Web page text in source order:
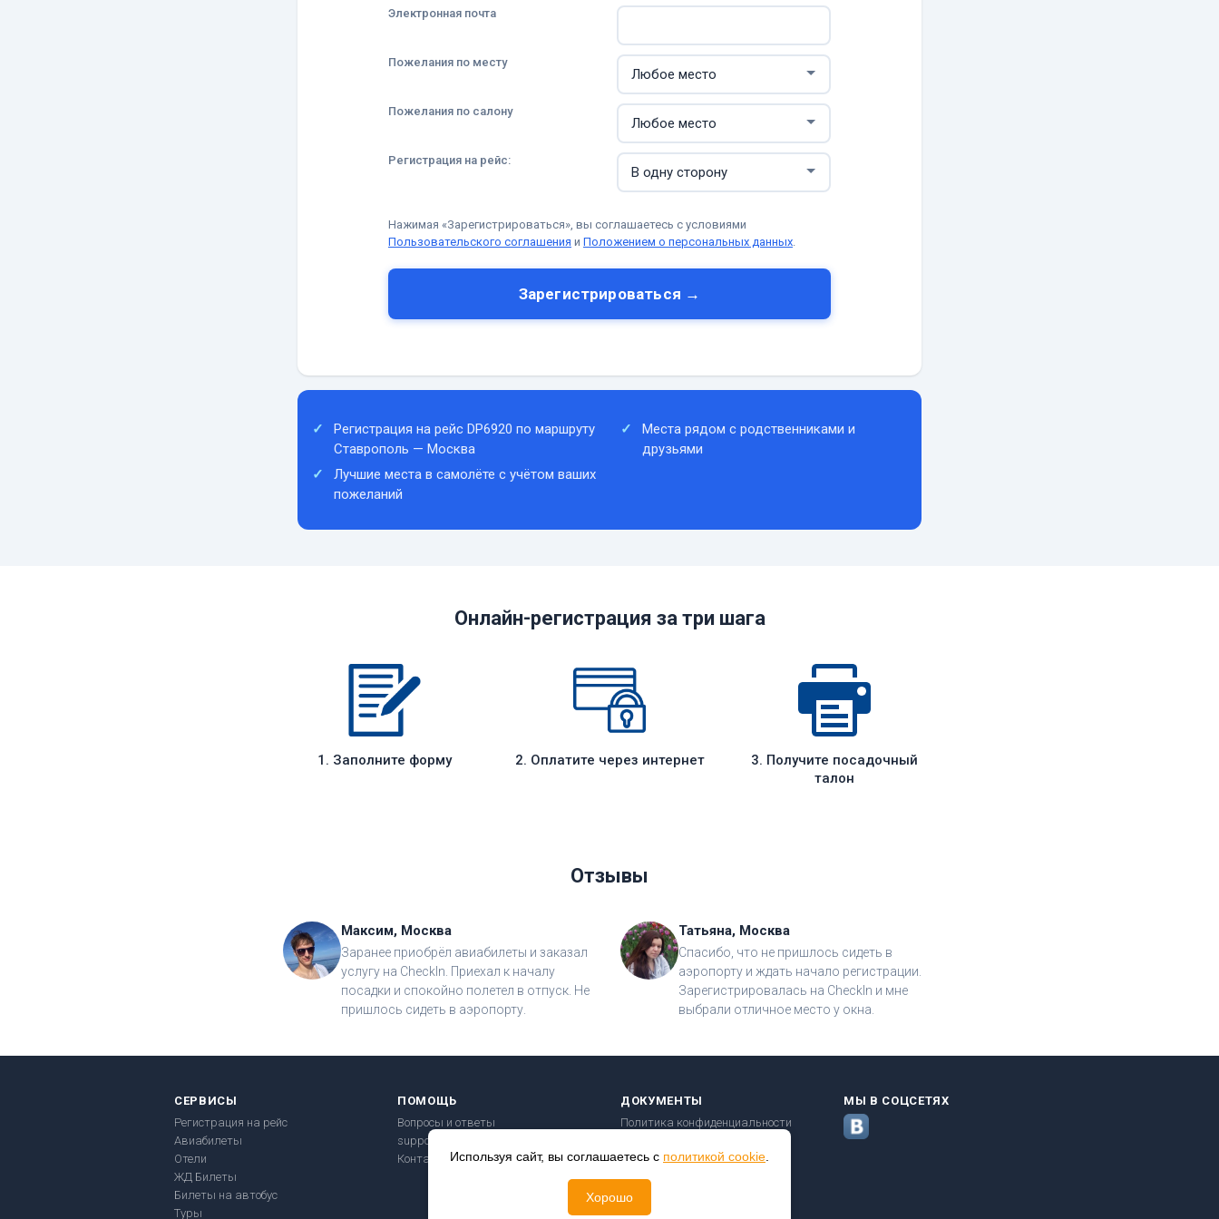
Электронная почта
Пожелания по месту
Пожелания по салону
Регистрация на рейс:
Нажимая «Зарегистрироваться», вы соглашаетесь с условиями
Пользовательского соглашения и Положением о персональных данных.
Зарегистрироваться →
Регистрация на рейс DP6920 по маршруту
Ставрополь — Москва
Места рядом с родственниками и
друзьями
Лучшие места в самолёте с учётом ваших
пожеланий
Онлайн-регистрация за три шага
1. Заполните форму 2. Оплатите через интернет
3. Получите посадочный
талон
Отзывы
Максим, Москва
Заранее приобрёл авиабилеты и заказал
услугу на CheckIn. Приехал к началу
посадки и спокойно полетел в отпуск. Не
пришлось сидеть в аэропорту.
Татьяна, Москва
Спасибо, что не пришлось сидеть в
аэропорту и ждать начало регистрации.
Зарегистрировалась на CheckIn и мне
выбрали отличное место у окна.
СЕРВИСЫ
Регистрация на рейс
Авиабилеты
Отели
ЖД Билеты
Билеты на автобус
Туры
ПОМОЩЬ
Вопросы и ответы
support@checkin24.ru
Контакты
ДОКУМЕНТЫ
Политика конфиденциальности
Правила перевозки
Безопасность платежей
МЫ В СОЦСЕТЯХ
Используя сайт, вы соглашаетесь с политикой cookie
Хорошо